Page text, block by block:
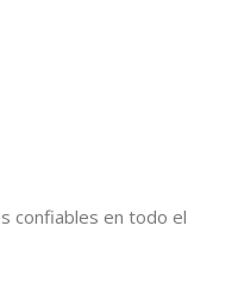
confiables en todo el